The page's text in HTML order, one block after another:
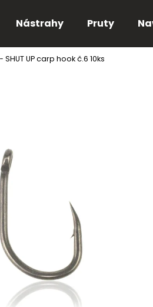
Nástrahy Pruty
UP carp hook č.6 10ks